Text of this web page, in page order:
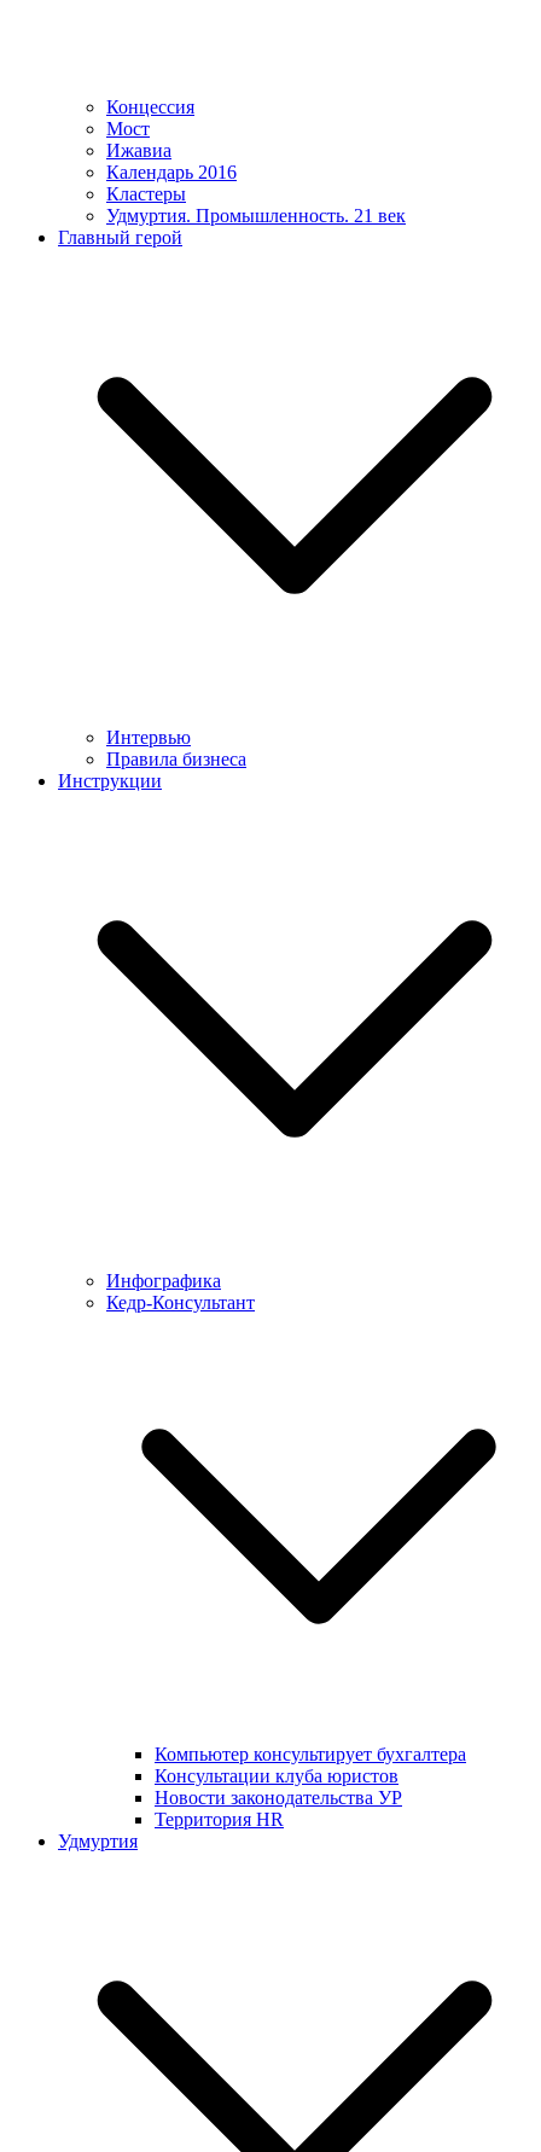
Концессия
Мост
Ижавиа
Календарь 2016
Кластеры
Удмуртия. Промышленность. 21 век
Главный герой
Интервью
Правила бизнеса
Инструкции
Инфографика
Кедр-Консультант
Компьютер консультирует бухгалтера
Консультации клуба юристов
Новости законодательства УР
Территория HR
Удмуртия